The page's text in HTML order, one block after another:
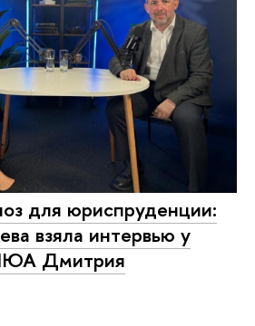
для юриспруденции:
взяла интервью у
Дмитрия